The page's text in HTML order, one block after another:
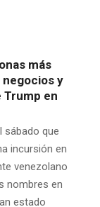
más
y
Trump en
sábado que
incursión en
venezolano
nombres en
estado